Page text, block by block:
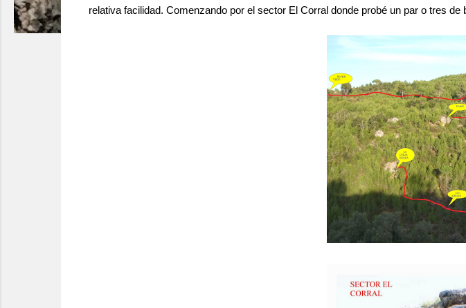
relativa facilidad. Comenzando por el sector El Corral donde probé un par o tres